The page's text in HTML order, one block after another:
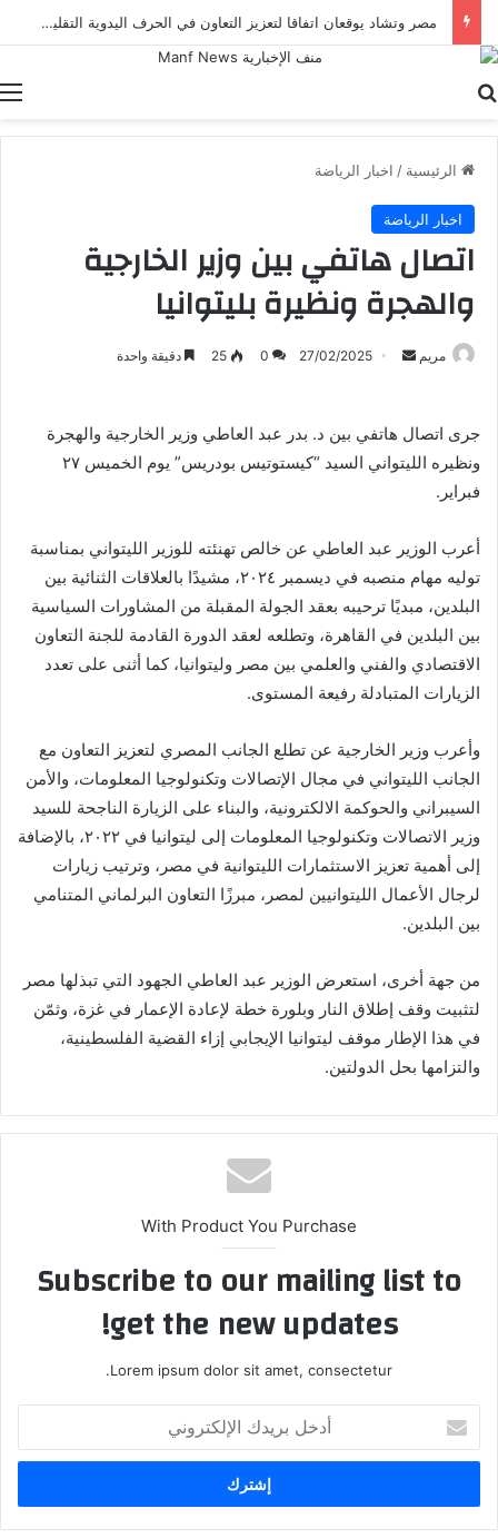
مصر وتشاد يوقعان اتفاقا لتعزيز التعاون في الحرف اليدوية التقليدية وصون التراث الثقافي
الرئيسية / اخبار الرياضة
اخبار الرياضة
اتصال هاتفي بين وزير الخارجية
والهجرة ونظيرة بليتوانيا
مريم
أرسل 27/02/2025
0
25 دقيقة واحدة
جرى اتصال هاتفي بين د. بدر عبد العاطي وزير الخارجية والهجرة
ونظيره الليتواني السيد “كيستوتيس بودريس” يوم الخميس ٢٧
فبراير.
أعرب الوزير عبد العاطي عن خالص تهنئته للوزير الليتواني بمناسبة
توليه مهام منصبه في ديسمبر ٢٠٢٤، مشيدًا بالعلاقات الثنائية بين
البلدين، مبديًا ترحيبه بعقد الجولة المقبلة من المشاورات السياسية
بين البلدين في القاهرة، وتطلعه لعقد الدورة القادمة للجنة التعاون
الاقتصادي والفني والعلمي بين مصر وليتوانيا، كما أثنى على تعدد
الزيارات المتبادلة رفيعة المستوى.
وأعرب وزير الخارجية عن تطلع الجانب المصري لتعزيز التعاون مع
الجانب الليتواني في مجال الإتصالات وتكنولوجيا المعلومات، والأمن
السيبراني والحوكمة الالكترونية، والبناء على الزيارة الناجحة للسيد
وزير الاتصالات وتكنولوجيا المعلومات إلى ليتوانيا في ٢٠٢٢، بالإضافة
إلى أهمية تعزيز الاستثمارات الليتوانية في مصر، وترتيب زيارات
لرجال الأعمال الليتوانيين لمصر، مبرزًا التعاون البرلماني المتنامي
بين البلدين.
من جهة أخرى، استعرض الوزير عبد العاطي الجهود التي تبذلها مصر
لتثبيت وقف إطلاق النار وبلورة خطة لإعادة الإعمار في غزة، وثمّن
في هذا الإطار موقف ليتوانيا الإيجابي إزاء القضية الفلسطينية،
والتزامها بحل الدولتين.
With Product You Purchase
Subscribe to our mailing list to
get the new updates!
Lorem ipsum dolor sit amet, consectetur.
بريدك
الإلكتروني